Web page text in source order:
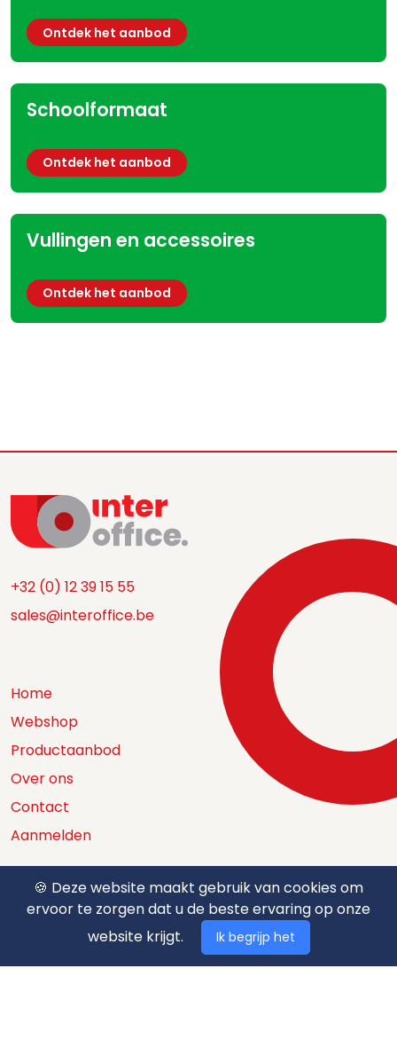
Ontdek het aanbod
Schoolformaat
Ontdek het aanbod
Vullingen en accessoires
Ontdek het aanbod
+32 (0) 12 39 15 55
sales@interoffice.be
Home
Webshop
Productaanbod
Over ons
Contact
Aanmelden
Catalogus
Nuttige documenten
Privacy policy
🍪 Deze website maakt gebruik van cookies om
ervoor te zorgen dat u de beste ervaring op onze
website krijgt.
Ik begrijp het